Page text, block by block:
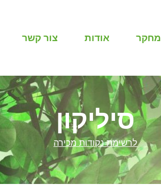
מחקר אודות צור קשר
סיליקון
לרשימת נקודות מכירה